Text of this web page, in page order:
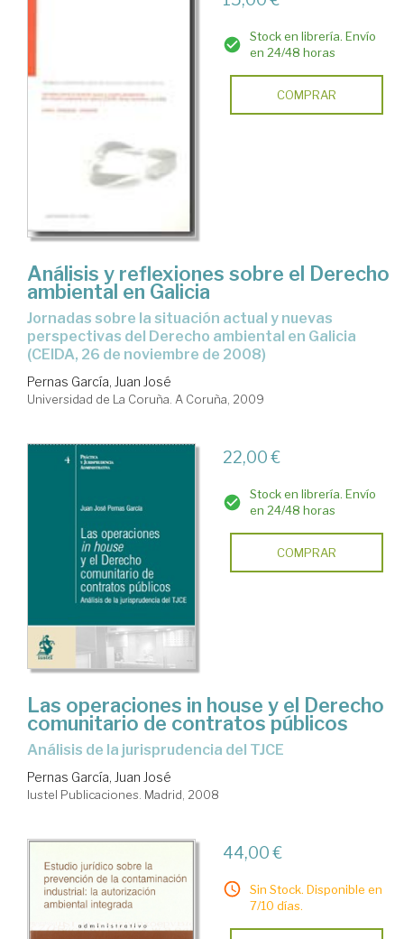
Stock en librería. Envío
en 24/48 horas
COMPRAR
Análisis y reflexiones sobre el Derecho
ambiental en Galicia
jornadas sobre la situación actual y nuevas
perspectivas del Derecho ambiental en Galicia
(CEIDA, 26 de noviembre de 2008)
Pernas García, Juan José
Universidad de La Coruña. A Coruña, 2009
22,00 €
Stock en librería. Envío
en 24/48 horas
COMPRAR
Las operaciones in house y el Derecho
comunitario de contratos públicos
Análisis de la jurisprudencia del TJCE
Pernas García, Juan José
Iustel Publicaciones. Madrid, 2008
44,00 €
Sin Stock. Disponible en
7/10 días.